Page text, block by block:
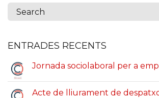
ENTRADES RECENTS
Jornada sociolaboral per a
Acte de lliurament de